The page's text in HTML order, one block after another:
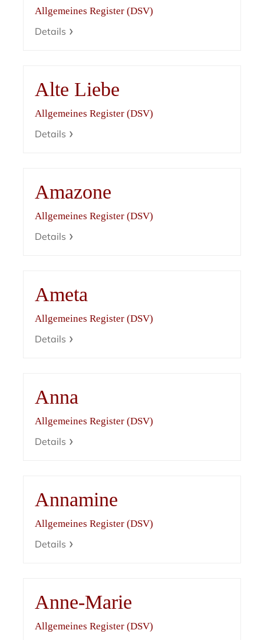
Allgemeines Register (DSV)
Details
Alte Liebe
Allgemeines Register (DSV)
Details
Amazone
Allgemeines Register (DSV)
Details
Ameta
Allgemeines Register (DSV)
Details
Anna
Allgemeines Register (DSV)
Details
Annamine
Allgemeines Register (DSV)
Details
Anne-Marie
Allgemeines Register (DSV)